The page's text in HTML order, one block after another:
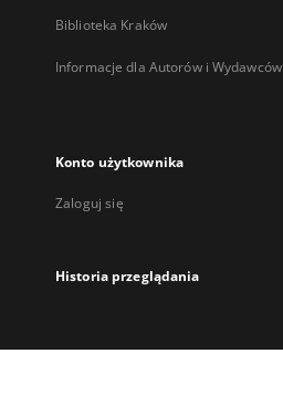
Biblioteka Kraków
Informacje dla Autorów i Wydawców
Konto użytkownika
Zaloguj się
Historia przeglądania